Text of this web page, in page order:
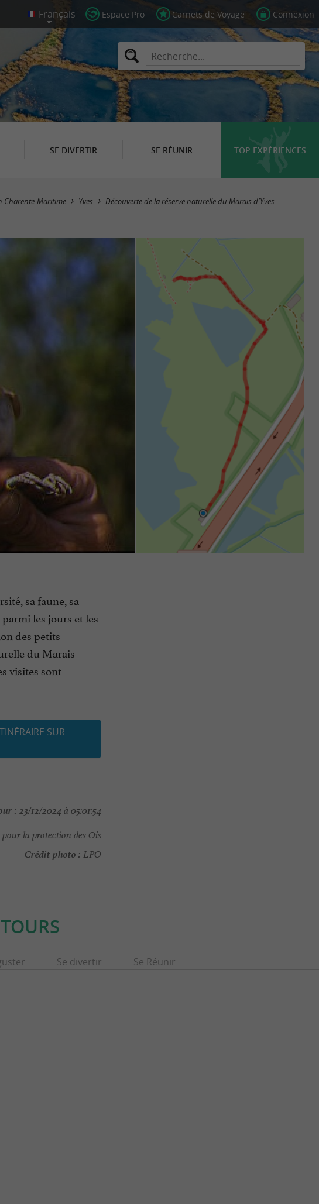
Espace Pro Carnets de Voyage Connexion
SE DIVERTIR SE RÉUNIR TOP EXPÉRIENCES
Charente-Maritime Yves Découverte de la réserve naturelle du Marais d'Yves
sa faune, sa
les jours et les
des petits
du Marais
visites sont
SUR
: 23/12/2024 à 05:01:54
la protection des Ois
Crédit photo : LPO
Se divertir Se Réunir